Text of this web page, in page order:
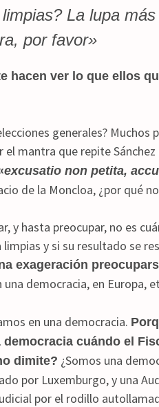
La lupa
por favor»
hacen ver lo que ellos
generales?
mantra que repite
excusatio non petita,
de la Moncloa, ¿por qué
y hasta preocupar, no es
limpias y si su resultado se
exageración
una democracia, en Europa,
en una democracia.
cuándo el
dimite? ¿Somos una
por Luxemburgo, y una
por el rodillo